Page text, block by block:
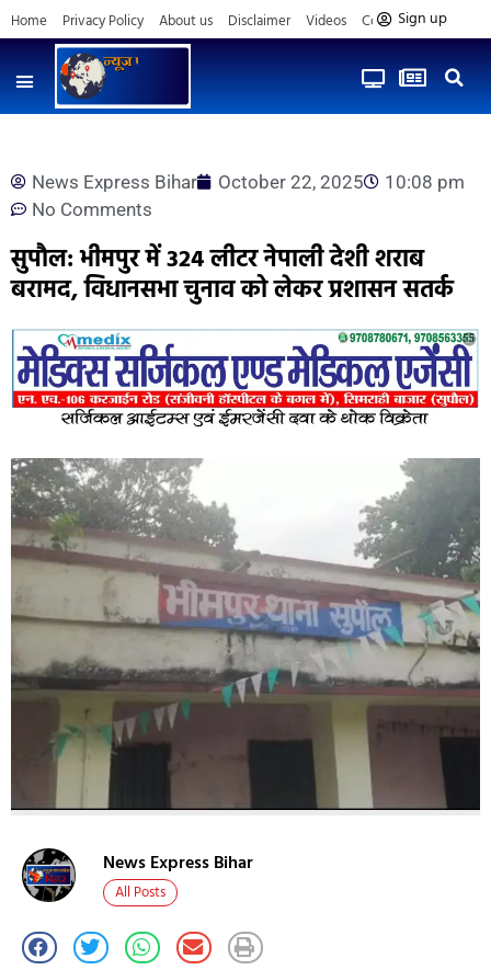
Home Privacy Policy About us Disclaimer Videos Contact us
Sign up
News Express Bihar October 22, 2025
10:08 pm
No Comments
सुपौल: भीमपुर में 324 लीटर नेपाली देशी शराब
बरामद, विधानसभा चुनाव को लेकर प्रशासन सतर्क
News Express Bihar
All Posts